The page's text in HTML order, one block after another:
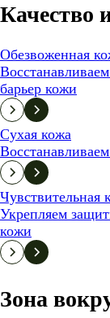
Качество
Обезвоженная
барьер кожи
Сухая кожа
Чувствительная
Укрепляем
кожи
Зона